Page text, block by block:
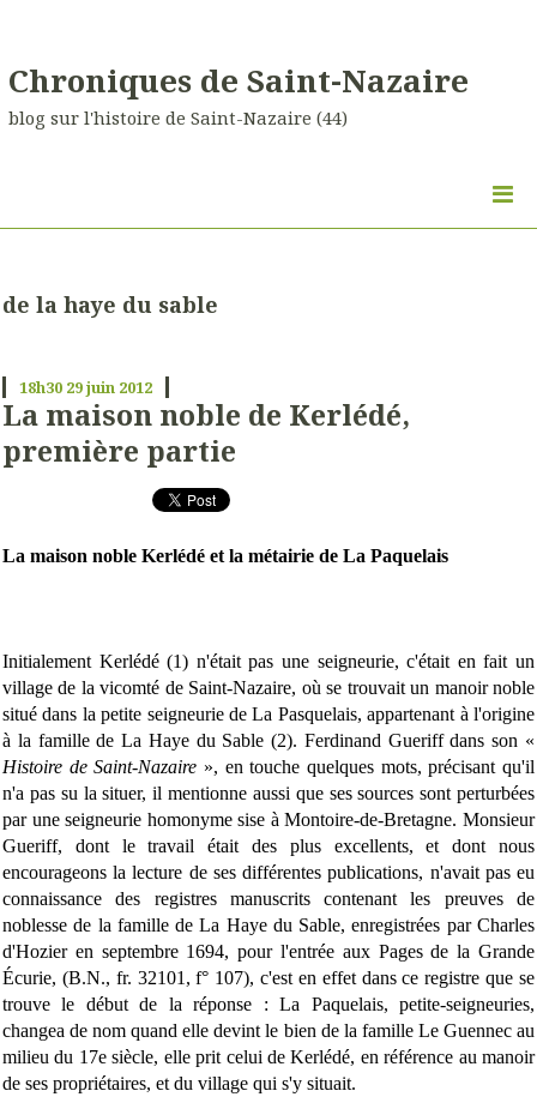
Chroniques de Saint-Nazaire
blog sur l'histoire de Saint-Nazaire (44)
de la haye du sable
18h30 29juin 2012
La maison noble de Kerlédé,
première partie
La maison noble Kerlédé et la métairie de La Paquelais
Initialement Kerlédé (1) n'était pas une seigneurie, c'était en fait un
village de la vicomté de Saint-Nazaire, où se trouvait un manoir noble
situé dans la petite seigneurie de La Pasquelais, appartenant à l'origine
à la famille de La Haye du Sable (2). Ferdinand Gueriff dans son «
Histoire de Saint-Nazaire », en touche quelques mots, précisant qu'il
n'a pas su la situer, il mentionne aussi que ses sources sont perturbées
par une seigneurie homonyme sise à Montoire-de-Bretagne. Monsieur
Gueriff, dont le travail était des plus excellents, et dont nous
encourageons la lecture de ses différentes publications, n'avait pas eu
connaissance des registres manuscrits contenant les preuves de
noblesse de la famille de La Haye du Sable, enregistrées par Charles
d'Hozier en septembre 1694, pour l'entrée aux Pages de la Grande
Écurie, (B.N., fr. 32101, f° 107), c'est en effet dans ce registre que se
trouve le début de la réponse : La Paquelais, petite-seigneuries,
changea de nom quand elle devint le bien de la famille Le Guennec au
milieu du 17e siècle, elle prit celui de Kerlédé, en référence au manoir
de ses propriétaires, et du village qui s'y situait.